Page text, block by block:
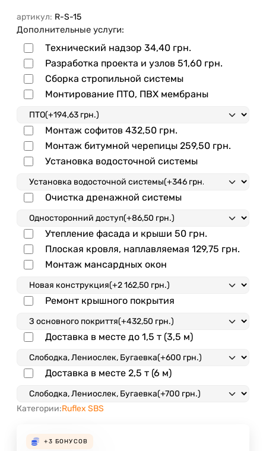
артикул: R-S-15
Дополнительные услуги:
Технический надзор 34,40 грн.
Разработка проекта и узлов 51,60 грн.
Сборка стропильной системы
Монтирование ПТО, ПВХ мембраны
Монтаж софитов 432,50 грн.
Монтаж битумной черепицы 259,50 грн.
Установка водосточной системы
Очистка дренажной системы
Утепление фасада и крыши 50 грн.
Плоская кровля, наплавляемая 129,75 грн.
Монтаж мансардных окон
Ремонт крышного покрытия
Доставка в месте до 1,5 т (3,5 м)
Доставка в месте 2,5 т (6 м)
Категории:Ruflex SBS
+3 БОНУСОВ